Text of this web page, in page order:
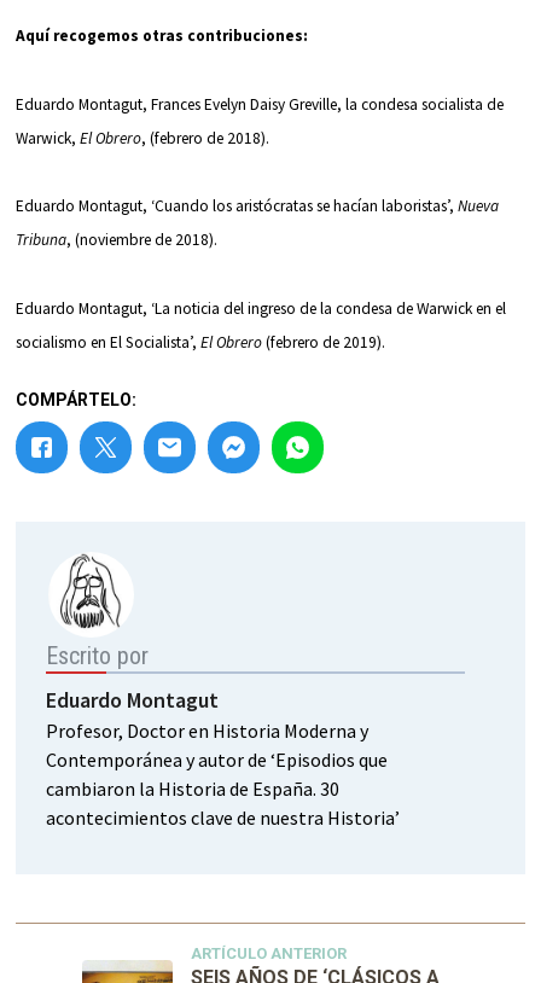
Aquí recogemos otras contribuciones:
Eduardo Montagut, Frances Evelyn Daisy Greville, la condesa socialista de
Warwick,El Obrero, (febrero de 2018).
Eduardo Montagut, ‘Cuando los aristócratas se hacían laboristas’,Nueva
Tribuna, (noviembre de 2018).
Eduardo Montagut, ‘La noticia del ingreso de la condesa de Warwick en el
socialismo en El Socialista’,El Obrero(febrero de 2019).
COMPÁRTELO:
Escrito por
Eduardo Montagut
Profesor, Doctor en Historia Moderna y
Contemporánea y autor de ‘Episodios que
cambiaron la Historia de España. 30
acontecimientos clave de nuestra Historia’
ARTÍCULO ANTERIOR
SEIS AÑOS DE ‘CLÁSICOS A